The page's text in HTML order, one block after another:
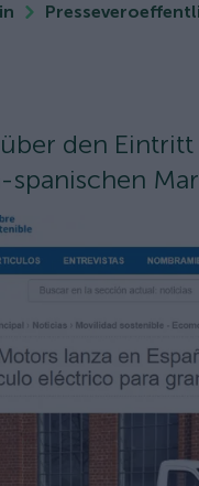
den Eintritt
spanischen